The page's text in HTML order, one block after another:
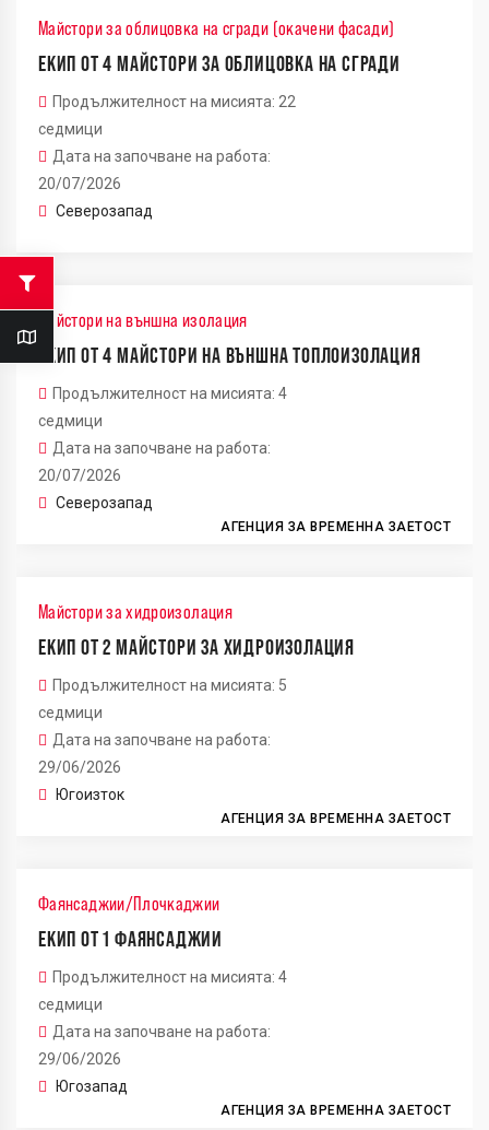
Майстори за облицовка на сгради (окачени фасади)
ЕКИП ОТ 4 МАЙСТОРИ ЗА ОБЛИЦОВКА НА СГРАДИ
Продължителност на мисията: 22
седмици
Дата на започване на работа:
20/07/2026
Северозапад
Майстори на външна изолация
ЕКИП ОТ 4 МАЙСТОРИ НА ВЪНШНА ТОПЛОИЗОЛАЦИЯ
Продължителност на мисията: 4
седмици
Дата на започване на работа:
20/07/2026
Северозапад
АГЕНЦИЯ ЗА ВРЕМЕННА ЗАЕТОСТ
Майстори за хидроизолация
ЕКИП ОТ 2 МАЙСТОРИ ЗА ХИДРОИЗОЛАЦИЯ
Продължителност на мисията: 5
седмици
Дата на започване на работа:
29/06/2026
Югоизток
АГЕНЦИЯ ЗА ВРЕМЕННА ЗАЕТОСТ
Фаянсаджии/Плочкаджии
ЕКИП ОТ 1 ФАЯНСАДЖИИ
Продължителност на мисията: 4
седмици
Дата на започване на работа:
29/06/2026
Югозапад
АГЕНЦИЯ ЗА ВРЕМЕННА ЗАЕТОСТ